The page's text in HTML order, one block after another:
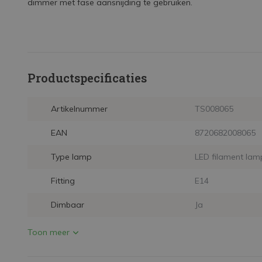
dimmer met fase aansnijding te gebruiken.
Productspecificaties
Artikelnummer TS008065
EAN 8720682008065
Type lamp LED filament
Fitting E14
Dimbaar Ja
Toon meer